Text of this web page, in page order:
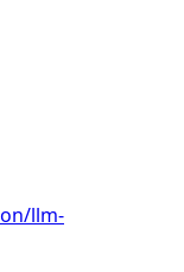
llm-